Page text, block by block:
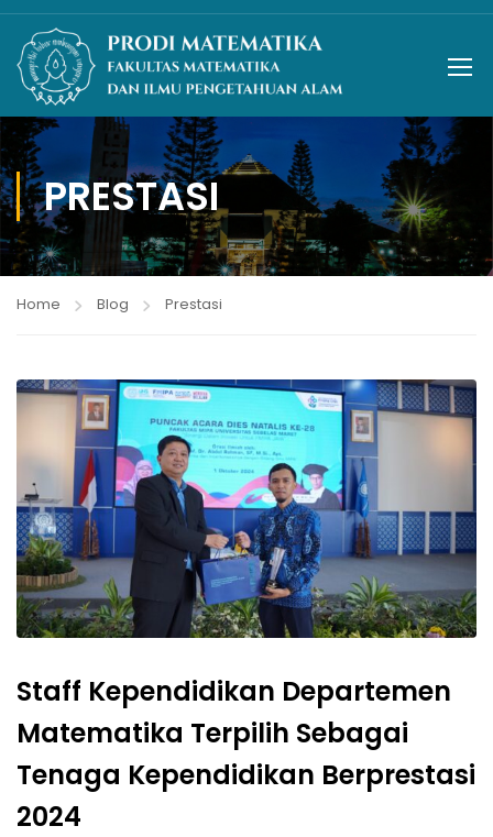
PRESTASI
Home Blog Prestasi
Staff Kependidikan Departemen
Matematika Terpilih Sebagai
Tenaga Kependidikan Berprestasi
2024